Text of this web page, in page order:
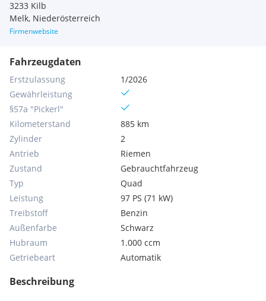
3233 Kilb
Melk, Niederösterreich
Firmenwebsite
Fahrzeugdaten
Erstzulassung
1/2026
Gewährleistung
§57a "Pickerl"
Kilometerstand
885 km
Zylinder
2
Antrieb
Riemen
Zustand
Gebrauchtfahrzeug
Typ
Quad
Leistung
97 PS (71 kW)
Treibstoff
Benzin
Außenfarbe
Schwarz
Hubraum
1.000 ccm
Getriebeart
Automatik
Beschreibung